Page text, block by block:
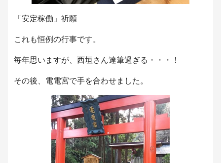
「安定稼働」祈願
これも恒例の行事です。
毎年思いますが、西垣さん達筆過ぎる・・・！
その後、電電宮で手を合わせました。